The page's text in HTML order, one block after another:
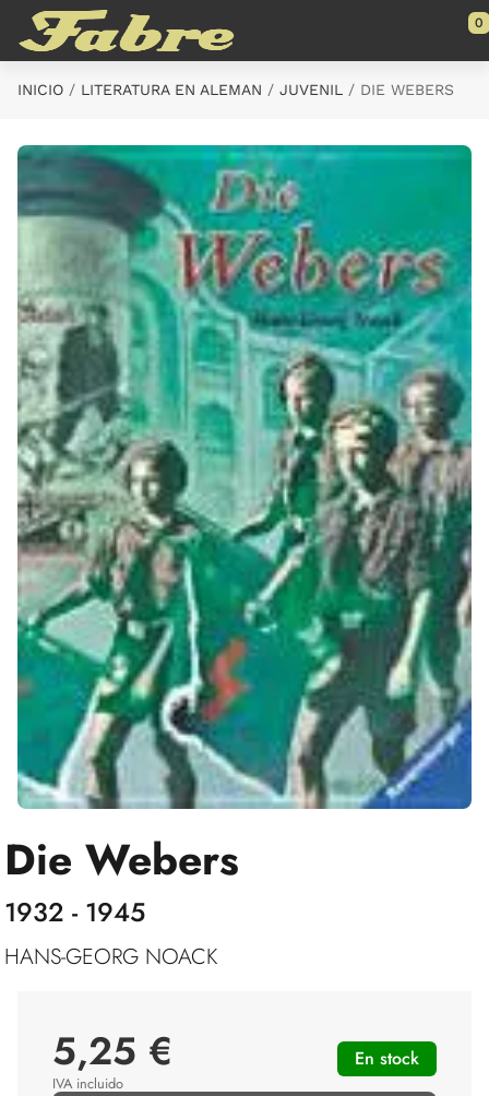
Saltar al contenido principal
0
INICIO LITERATURA EN ALEMAN JUVENIL DIE WEBERS
Die Webers
1932 - 1945
HANS-GEORG NOACK
5,25 €
IVA incluido
En stock